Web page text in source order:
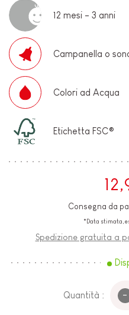
12 mesi - 3 anni
Campanella o
Colori ad Acqua
Etichetta FSC®
Consegna da
*Data stimata,
Spedizione gratuita a
Quantità : -